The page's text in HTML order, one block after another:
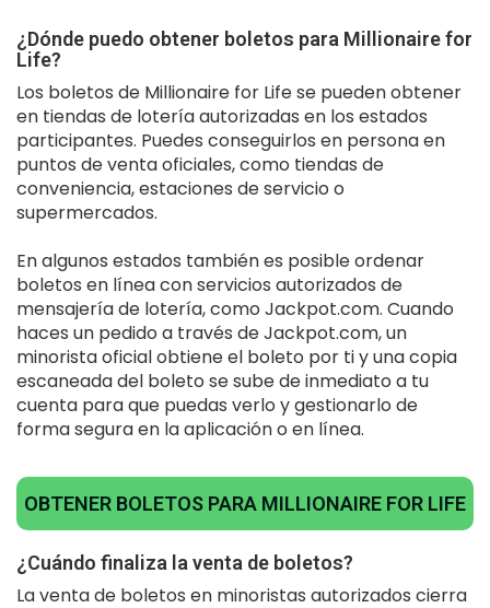
¿Dónde puedo obtener boletos para Millionaire for
Life?
Los boletos de Millionaire for Life se pueden obtener
en tiendas de lotería autorizadas en los estados
participantes. Puedes conseguirlos en persona en
puntos de venta oficiales, como tiendas de
conveniencia, estaciones de servicio o
supermercados.
En algunos estados también es posible ordenar
boletos en línea con servicios autorizados de
mensajería de lotería, como Jackpot.com. Cuando
haces un pedido a través de Jackpot.com, un
minorista oficial obtiene el boleto por ti y una copia
escaneada del boleto se sube de inmediato a tu
cuenta para que puedas verlo y gestionarlo de
forma segura en la aplicación o en línea.
OBTENER BOLETOS PARA MILLIONAIRE FOR LIFE
¿Cuándo finaliza la venta de boletos?
La venta de boletos en minoristas autorizados cierra